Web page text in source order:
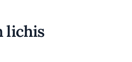
lichis